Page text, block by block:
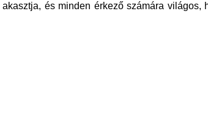
és minden érkező számára világos,